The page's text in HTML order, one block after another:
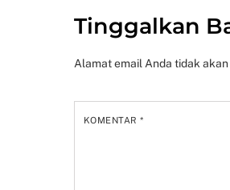
Tinggalkan
Alamat email Anda tidak
KOMENTAR*